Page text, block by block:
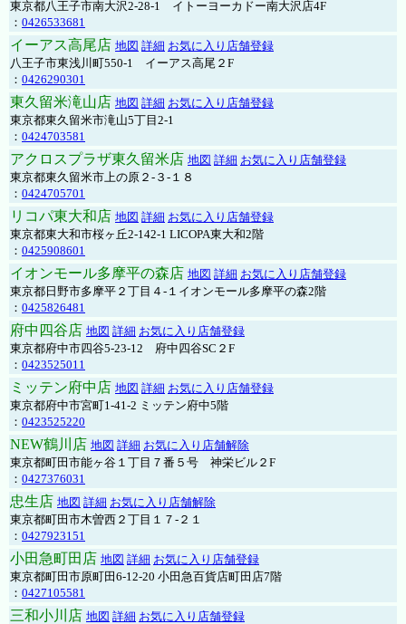
東京都八王子市南大沢2-28-1 イトーヨーカドー南大沢店4F
： 0426533681
イーアス高尾店 地図 詳細 お気に入り店舗登録
八王子市東浅川町550-1 イーアス高尾２F
： 0426290301
東久留米滝山店 地図 詳細 お気に入り店舗登録
東京都東久留米市滝山5丁目2-1
： 0424703581
アクロスプラザ東久留米店 地図 詳細 お気に入り店舗登録
東京都東久留米市上の原２-３-１８
： 0424705701
リコパ東大和店 地図 詳細 お気に入り店舗登録
東京都東大和市桜ヶ丘2-142-1 LICOPA東大和2階
： 0425908601
イオンモール多摩平の森店 地図 詳細 お気に入り店舗登録
東京都日野市多摩平２丁目４-１イオンモール多摩平の森2階
： 0425826481
府中四谷店 地図 詳細 お気に入り店舗登録
東京都府中市四谷5-23-12 府中四谷SC２F
： 0423525011
ミッテン府中店 地図 詳細 お気に入り店舗登録
東京都府中市宮町1-41-2 ミッテン府中5階
： 0423525220
NEW鶴川店 地図 詳細 お気に入り店舗解除
東京都町田市能ヶ谷１丁目７番５号 神栄ビル２F
： 0427376031
忠生店 地図 詳細 お気に入り店舗解除
東京都町田市木曽西２丁目１７-２１
： 0427923151
小田急町田店 地図 詳細 お気に入り店舗登録
東京都町田市原町田6-12-20 小田急百貨店町田店7階
： 0427105581
三和小川店 地図 詳細 お気に入り店舗登録